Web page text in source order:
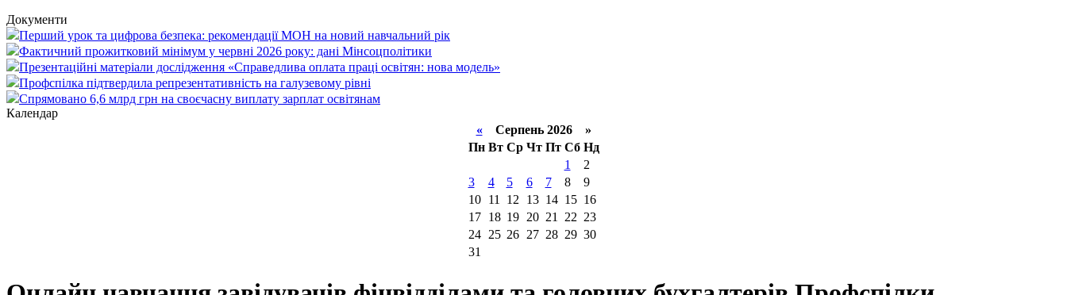
Документи
Перший урок та цифрова безпека: рекомендації МОН на новий навчальний рік
Фактичний прожитковий мінімум у червні 2026 року: дані Мінсоцполітики
Презентаційні матеріали дослідження «Справедлива оплата праці освітян: нова модель»
Профспілка підтвердила репрезентативність на галузевому рівні
Спрямовано 6,6 млрд грн на своєчасну виплату зарплат освітянам
Календар
«Серпень 2026 »
Пн Вт Ср Чт Пт Сб Нд
1
2
3
4 5 6 7 8
9
10
11 12 13 14 15 16
17
18 19 20 21 22 23
24
25 26 27 28 29 30
31